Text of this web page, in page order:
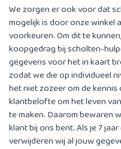
We zorgen er ook voor dat
mogelijk is door onze winkel
voorkeuren. Om dit te
koopgedrag bij scholten-
gegevens voor het in kaart
zodat we die op individueel
het niet zozeer om de
klantbelofte om het leven
te maken. Daarom bewaren
klant bij ons bent. Als je 7
verwijderen wij al jouw